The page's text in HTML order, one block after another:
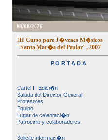
08/08/2026
III Curso para J�venes M�sicos
"Santa Mar�a del Paular", 2007
P O R T A D A
Cartel III Edici�n
Saluda del Director General
Profesores
Equipo
Lugar de celebraci�n
Patrocinio y colaboradores
Solicite informaci�n